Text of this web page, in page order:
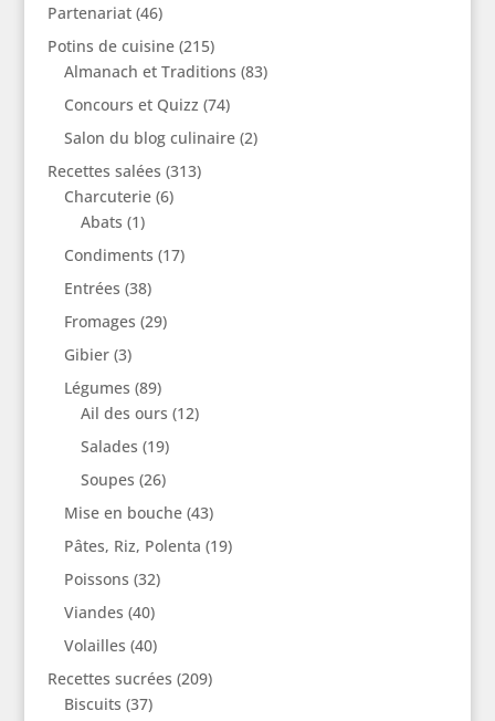
Partenariat(46)
Potins de cuisine(215)
Almanach et Traditions (83)
Concours et Quizz (74)
Salon du blog culinaire(2)
Recettes salées (313)
Charcuterie(6)
Abats (1)
Condiments (17)
Entrées (38)
Fromages (29)
Gibier(3)
Légumes (89)
Ail des ours (12)
Salades (19)
Soupes (26)
Mise en bouche(43)
Pâtes, Riz, Polenta (19)
Poissons (32)
Viandes (40)
Volailles (40)
Recettes sucrées (209)
Biscuits (37)